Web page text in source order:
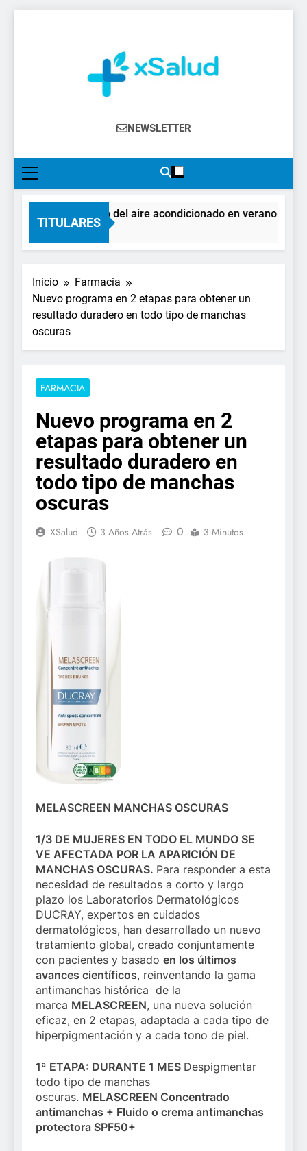
XSalud
Noticias Del Sector Salud. Congresos Y
Farmacéutica, Atención Primaria,
Especialistas, Farmacia, Etc…
NEWSLETTER
TITULARES
El impacto del aire acondicionado en verano:
5 Días Atrás
Inicio
Farmacia
Nuevo programa en 2 etapas para obtener un
resultado duradero en todo tipo de manchas
oscuras
FARMACIA
Nuevo programa en 2
etapas para obtener un
resultado duradero en
todo tipo de manchas
oscuras
XSalud 3 Años Atrás 0 3 Minutos
MELASCREEN MANCHAS OSCURAS
1/3 DE MUJERES EN TODO EL MUNDO SE
VE AFECTADA POR LA APARICIÓN DE
MANCHAS OSCURAS. Para responder a esta
necesidad de resultados a corto y largo
plazo los Laboratorios Dermatológicos
DUCRAY, expertos en cuidados
dermatológicos, han desarrollado un nuevo
tratamiento global, creado conjuntamente
con pacientes y basado en los últimos
avances científicos, reinventando la gama
antimanchas histórica de la
marca MELASCREEN, una nueva solución
eficaz, en 2 etapas, adaptada a cada tipo de
hiperpigmentación y a cada tono de piel.
1ª ETAPA: DURANTE 1 MES Despigmentar
todo tipo de manchas
oscuras. MELASCREEN Concentrado
antimanchas + Fluido o crema antimanchas
protectora SPF50+